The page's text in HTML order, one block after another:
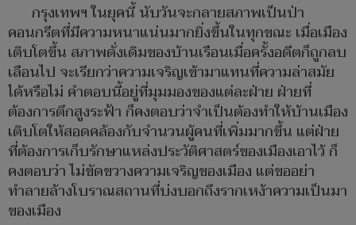
กรุงเทพฯ ในยุคนี้ นับวันจะกลายสภาพเป็นป่า
คอนกรีตที่มีความหนาแน่นมากยิ่งขึ้นในทุกขณะ เมื่อเมือง
เติบโตขึ้น สภาพดั่งเดิมของบ้านเรือนเมื่อครั้งอดีตก็ถูกลบ
เลือนไป จะเรียกว่าความเจริญเข้ามาแทนที่ความล่าสมัย
ได้หรือไม่ คำตอบนี้อยู่ที่มุมมองของแต่ละฝ่าย ฝ่ายที่
ต้องการตึกสูงระฟ้า ก็คงตอบว่าจำเป็นต้องทำให้บ้านเมือง
เติบโตให้สอดคล้องกับจำนวนผู้คนที่เพิ่มมากขึ้น แต่ฝ่าย
ที่ต้องการเก็บรักษาแหล่งประวัติศาสตร์ของเมืองเอาไว้ ก็
คงตอบว่า ไม่ขัดขวางความเจริญของเมือง แต่ขออย่า
ทำลายล้างโบราณสถานที่บ่งบอกถึงรากเหง้าความเป็นมา
ของเมือง